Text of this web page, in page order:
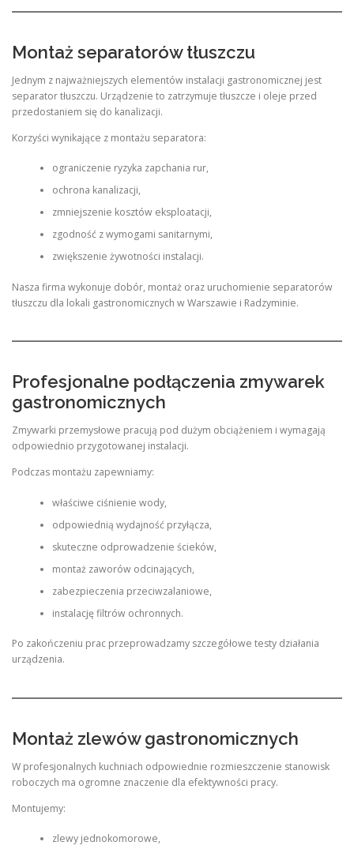
Montaż separatorów tłuszczu
Jednym z najważniejszych elementów instalacji gastronomicznej jest
separator tłuszczu. Urządzenie to zatrzymuje tłuszcze i oleje przed
przedostaniem się do kanalizacji.
Korzyści wynikające z montażu separatora:
ograniczenie ryzyka zapchania rur,
ochrona kanalizacji,
zmniejszenie kosztów eksploatacji,
zgodność z wymogami sanitarnymi,
zwiększenie żywotności instalacji.
Nasza firma wykonuje dobór, montaż oraz uruchomienie separatorów
tłuszczu dla lokali gastronomicznych w Warszawie i Radzyminie.
Profesjonalne podłączenia zmywarek
gastronomicznych
Zmywarki przemysłowe pracują pod dużym obciążeniem i wymagają
odpowiednio przygotowanej instalacji.
Podczas montażu zapewniamy:
właściwe ciśnienie wody,
odpowiednią wydajność przyłącza,
skuteczne odprowadzenie ścieków,
montaż zaworów odcinających,
zabezpieczenia przeciwzalaniowe,
instalację filtrów ochronnych.
Po zakończeniu prac przeprowadzamy szczegółowe testy działania
urządzenia.
Montaż zlewów gastronomicznych
W profesjonalnych kuchniach odpowiednie rozmieszczenie stanowisk
roboczych ma ogromne znaczenie dla efektywności pracy.
Montujemy:
zlewy jednokomorowe,